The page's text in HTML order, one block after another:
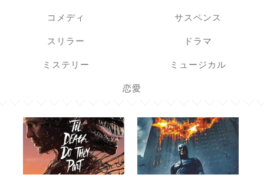
コメディ サスペンス
スリラー ドラマ
ミステリー ミュージカル
恋愛